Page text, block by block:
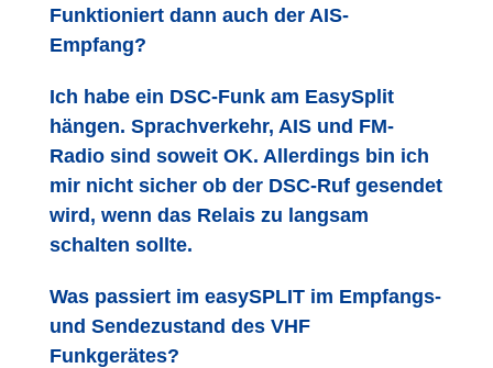
Funktioniert dann auch der AIS-
Empfang?
Ich habe ein DSC-Funk am EasySplit
hängen. Sprachverkehr, AIS und FM-
Radio sind soweit OK. Allerdings bin ich
mir nicht sicher ob der DSC-Ruf gesendet
wird, wenn das Relais zu langsam
schalten sollte.
Was passiert im easySPLIT im Empfangs-
und Sendezustand des VHF
Funkgerätes?